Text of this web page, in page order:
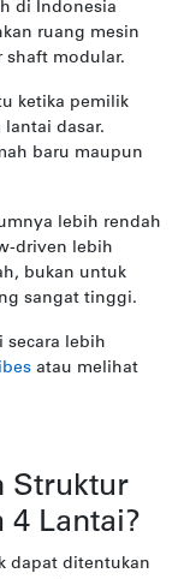
di Indonesia
ruang mesin
shaft modular.
ketika pemilik
dasar.
baru maupun
lebih rendah
driven lebih
bukan untuk
sangat tinggi.
secara lebih
atau melihat
Struktur
4 Lantai?
dapat ditentukan